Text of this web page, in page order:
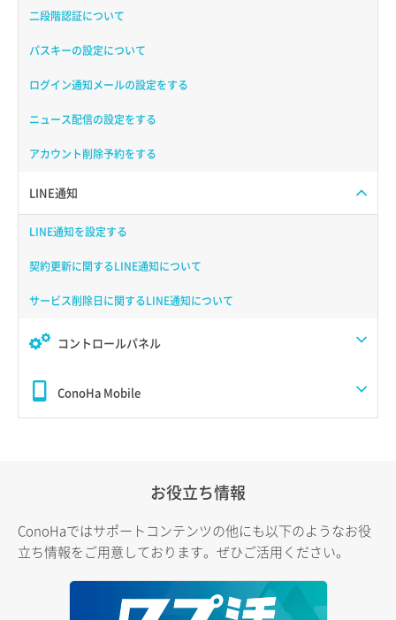
二段階認証について
パスキーの設定について
ログイン通知メールの設定をする
ニュース配信の設定をする
アカウント削除予約をする
LINE通知
LINE通知を設定する
契約更新に関するLINE通知について
サービス削除日に関するLINE通知について
コントロールパネル
ConoHa Mobile
お役立ち情報
ConoHaではサポートコンテンツの他にも以下のようなお役
立ち情報をご用意しております。ぜひご活用ください。